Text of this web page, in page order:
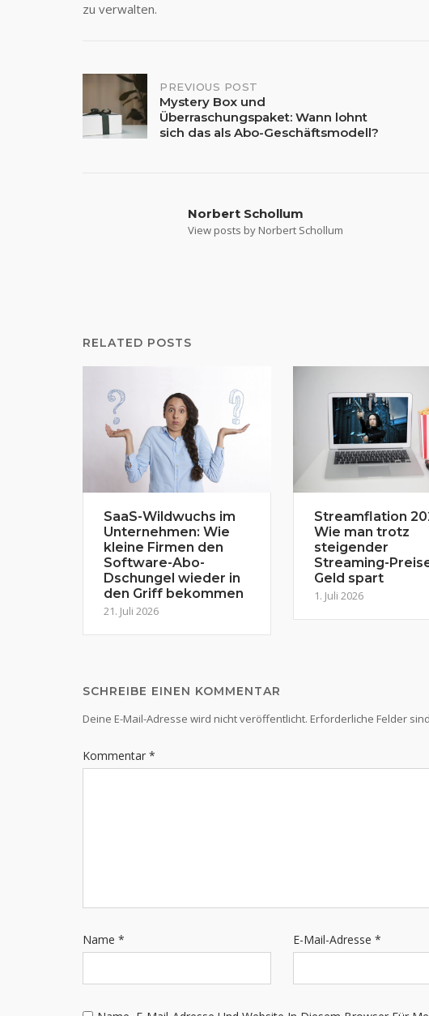
zu verwalten.
Post
navigation
PREVIOUS POST
Mystery Box und
Überraschungspaket: Wann lohnt
sich das als Abo-Geschäftsmodell?
Norbert Schollum
View posts by Norbert Schollum
RELATED POSTS
SaaS-Wildwuchs im
Unternehmen: Wie
kleine Firmen den
Software-Abo-
Dschungel wieder in
den Griff bekommen
21. Juli 2026
Streamflation
Wie man trotz
steigender
Streaming-
Geld spart
1. Juli 2026
SCHREIBE EINEN KOMMENTAR
Deine E-Mail-Adresse wird nicht veröffentlicht. Erforderliche Felder
Kommentar *
Name * E-Mail-Adresse *